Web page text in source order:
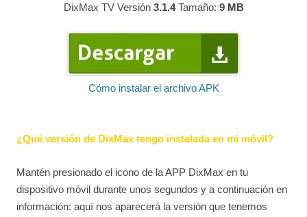
DixMax TV Versión 3.1.4Tamaño: 9 MB
Cómo instalar el archivo APK
¿Qué versión de DixMax tengo instalada en mi móvil?
Mantén presionado el icono de la APP DixMax en tu
dispositivo móvil durante unos segundos y a continuación en
información: aquí nos aparecerá la versión que tenemos